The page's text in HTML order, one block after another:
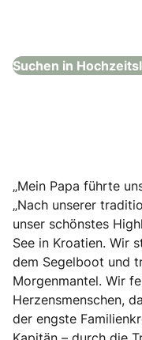
Suchen in
„Mein Papa führte
„Nach unserer
unser schönstes
See in Kroatien. Wir
dem Segelboot und
Morgenmantel. Wir
Herzensmenschen,
der engste